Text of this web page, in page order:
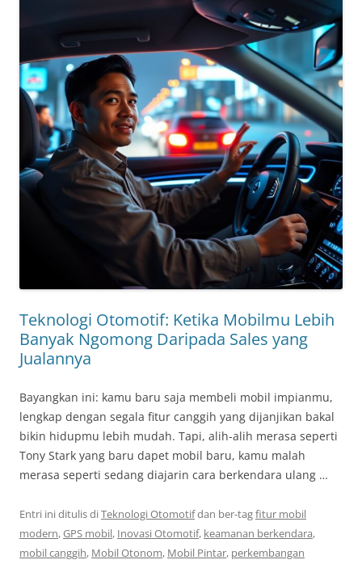
Teknologi Otomotif: Ketika Mobilmu Lebih
Banyak Ngomong Daripada Sales yang
Jualannya
Bayangkan ini: kamu baru saja membeli mobil impianmu,
lengkap dengan segala fitur canggih yang dijanjikan bakal
bikin hidupmu lebih mudah. Tapi, alih-alih merasa seperti
Tony Stark yang baru dapet mobil baru, kamu malah
merasa seperti sedang diajarin cara berkendara ulang …
Entri ini ditulis diTeknologi Otomotifdan ber-tagfitur mobil
modern,GPS mobil, Inovasi Otomotif, keamanan berkendara,
mobil canggih, Mobil Otonom, Mobil Pintar, perkembangan